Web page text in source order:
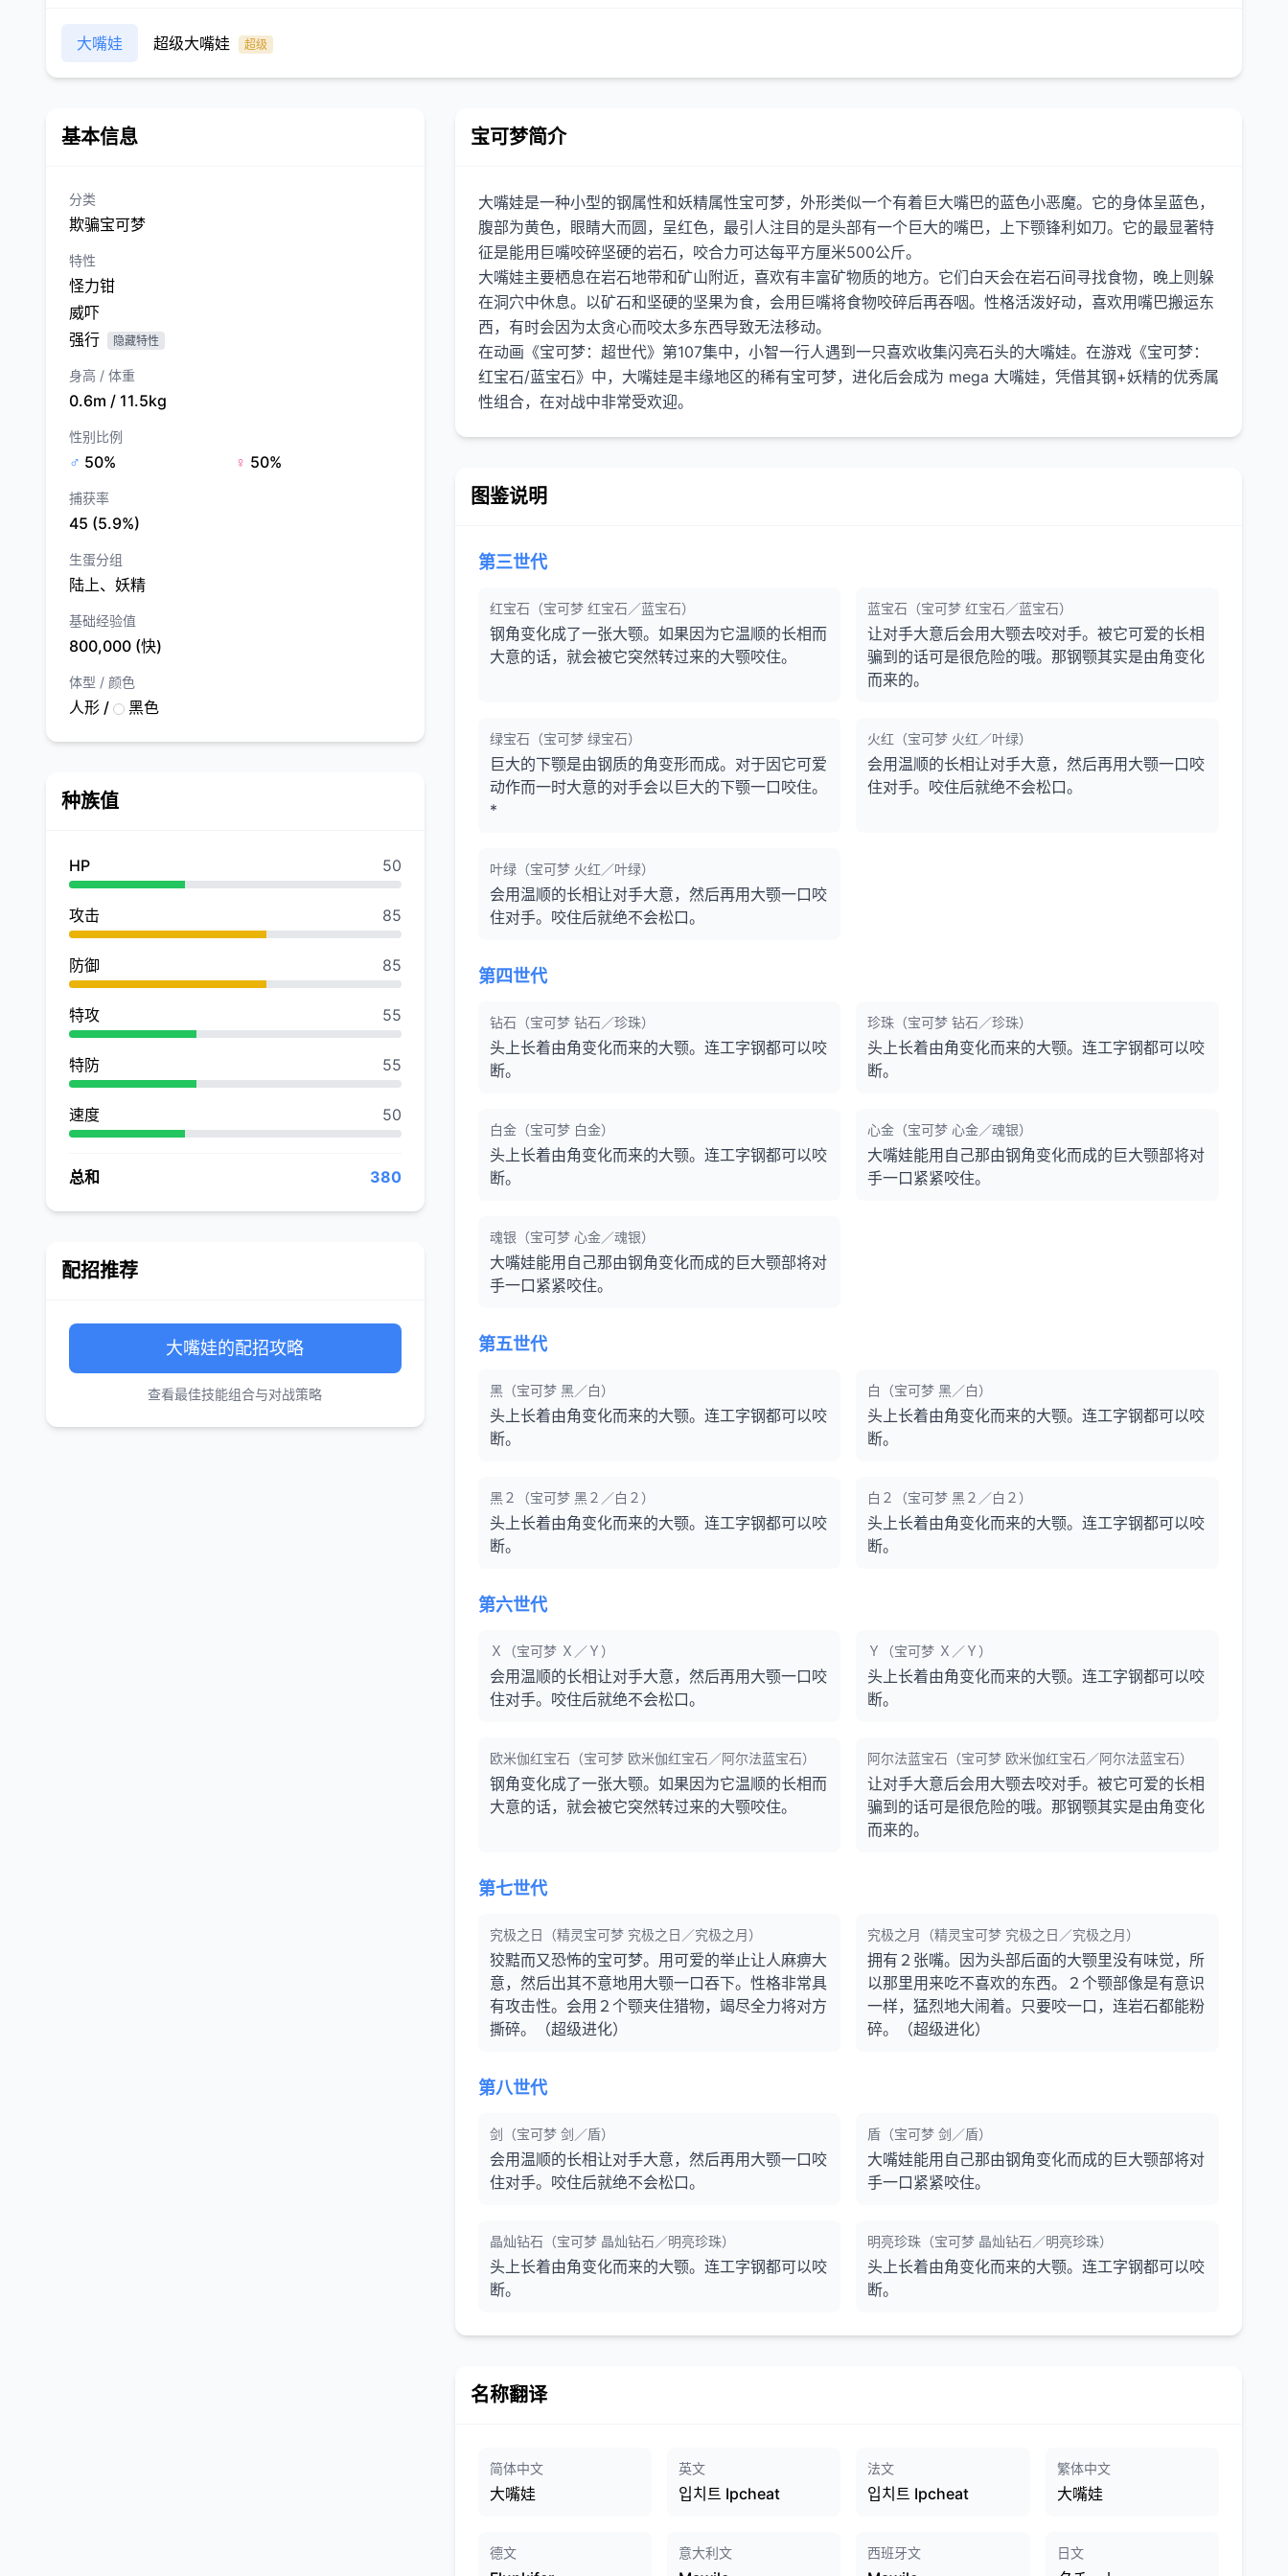
大嘴娃 超级大嘴娃 超级
基本信息
分类
欺骗宝可梦
特性
怪力钳
威吓
强行
隐藏特性
身高 / 体重
0.6m / 11.5kg
性别比例
♂ 50% ♀ 50%
捕获率
45 (5.9%)
生蛋分组
陆上、妖精
基础经验值
800,000 (快)
体型 / 颜色
人形 / 黑色
种族值
HP 50
攻击 85
防御 85
特攻 55
特防 55
速度 50
总和 380
配招推荐
大嘴娃的配招攻略
查看最佳技能组合与对战策略
宝可梦简介
大嘴娃是一种小型的钢属性和妖精属性宝可梦，外形类似一个有着巨大嘴巴的蓝色小恶魔。它的身体呈蓝色，
腹部为黄色，眼睛大而圆，呈红色，最引人注目的是头部有一个巨大的嘴巴，上下颚锋利如刀。它的最显著特
征是能用巨嘴咬碎坚硬的岩石，咬合力可达每平方厘米500公斤。
大嘴娃主要栖息在岩石地带和矿山附近，喜欢有丰富矿物质的地方。它们白天会在岩石间寻找食物，晚上则躲
在洞穴中休息。以矿石和坚硬的坚果为食，会用巨嘴将食物咬碎后再吞咽。性格活泼好动，喜欢用嘴巴搬运东
西，有时会因为太贪心而咬太多东西导致无法移动。
在动画《宝可梦：超世代》第107集中，小智一行人遇到一只喜欢收集闪亮石头的大嘴娃。在游戏《宝可梦：
红宝石/蓝宝石》中，大嘴娃是丰缘地区的稀有宝可梦，进化后会成为 mega 大嘴娃，凭借其钢+妖精的优秀属
图鉴说明
第三世代
红宝石（宝可梦 红宝石／蓝宝石）
钢角变化成了一张大颚。如果因为它温顺的长相而
大意的话，就会被它突然转过来的大颚咬住。
蓝宝石（宝可梦 红宝石／蓝宝石）
让对手大意后会用大颚去咬对手。被它可爱的长相
骗到的话可是很危险的哦。那钢颚其实是由角变化
而来的。
绿宝石（宝可梦 绿宝石）
巨大的下颚是由钢质的角变形而成。对于因它可爱
动作而一时大意的对手会以巨大的下颚一口咬住。
*
火红（宝可梦 火红／叶绿）
会用温顺的长相让对手大意，然后再用大颚一口咬
住对手。咬住后就绝不会松口。
叶绿（宝可梦 火红／叶绿）
会用温顺的长相让对手大意，然后再用大颚一口咬
住对手。咬住后就绝不会松口。
第四世代
钻石（宝可梦 钻石／珍珠）
头上长着由角变化而来的大颚。连工字钢都可以咬
断。
珍珠（宝可梦 钻石／珍珠）
头上长着由角变化而来的大颚。连工字钢都可以咬
断。
白金（宝可梦 白金）
头上长着由角变化而来的大颚。连工字钢都可以咬
断。
心金（宝可梦 心金／魂银）
大嘴娃能用自己那由钢角变化而成的巨大颚部将对
手一口紧紧咬住。
魂银（宝可梦 心金／魂银）
大嘴娃能用自己那由钢角变化而成的巨大颚部将对
手一口紧紧咬住。
第五世代
黑（宝可梦 黑／白）
头上长着由角变化而来的大颚。连工字钢都可以咬
断。
白（宝可梦 黑／白）
头上长着由角变化而来的大颚。连工字钢都可以咬
断。
黑２（宝可梦 黑２／白２）
头上长着由角变化而来的大颚。连工字钢都可以咬
断。
白２（宝可梦 黑２／白２）
头上长着由角变化而来的大颚。连工字钢都可以咬
断。
第六世代
Ｘ（宝可梦 Ｘ／Ｙ）
会用温顺的长相让对手大意，然后再用大颚一口咬
住对手。咬住后就绝不会松口。
Ｙ（宝可梦 Ｘ／Ｙ）
头上长着由角变化而来的大颚。连工字钢都可以咬
断。
欧米伽红宝石（宝可梦 欧米伽红宝石／阿尔法蓝宝石）
钢角变化成了一张大颚。如果因为它温顺的长相而
大意的话，就会被它突然转过来的大颚咬住。
阿尔法蓝宝石（宝可梦 欧米伽红宝石／阿尔法蓝宝石）
让对手大意后会用大颚去咬对手。被它可爱的长相
骗到的话可是很危险的哦。那钢颚其实是由角变化
而来的。
第七世代
究极之日（精灵宝可梦 究极之日／究极之月）
狡黠而又恐怖的宝可梦。用可爱的举止让人麻痹大
意，然后出其不意地用大颚一口吞下。性格非常具
有攻击性。会用２个颚夹住猎物，竭尽全力将对方
撕碎。（超级进化）
究极之月（精灵宝可梦 究极之日／究极之月）
拥有２张嘴。因为头部后面的大颚里没有味觉，所
以那里用来吃不喜欢的东西。２个颚部像是有意识
一样，猛烈地大闹着。只要咬一口，连岩石都能粉
碎。（超级进化）
第八世代
剑（宝可梦 剑／盾）
会用温顺的长相让对手大意，然后再用大颚一口咬
住对手。咬住后就绝不会松口。
盾（宝可梦 剑／盾）
大嘴娃能用自己那由钢角变化而成的巨大颚部将对
手一口紧紧咬住。
晶灿钻石（宝可梦 晶灿钻石／明亮珍珠）
头上长着由角变化而来的大颚。连工字钢都可以咬
断。
明亮珍珠（宝可梦 晶灿钻石／明亮珍珠）
头上长着由角变化而来的大颚。连工字钢都可以咬
断。
名称翻译
简体中文
大嘴娃
英文
입치트 Ipcheat
法文
입치트 Ipcheat
繁体中文
大嘴娃
德文 意大利文 西班牙文 日文